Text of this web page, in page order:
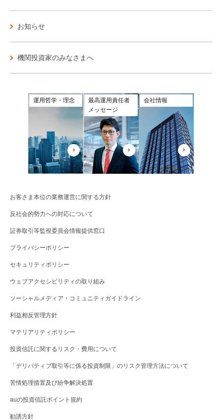
お知らせ
機関投資家のみなさまへ
運用哲学・理念
最高運用責任者
メッセージ
会社情報
お客さま本位の業務運営に関する方針
反社会的勢力への対応について
証券取引等監視委員会情報提供窓口
プライバシーポリシー
セキュリティポリシー
ウェブアクセシビリティの取り組み
ソーシャルメディア・コミュニティガイドライン
利益相反管理方針
マテリアリティポリシー
投資信託に関するリスク・費用について
「デリバティブ取引等に係る投資制限」のリスク管理方法について
苦情処理措置及び紛争解決処置
auの投資信託ポイント規約
勧誘方針